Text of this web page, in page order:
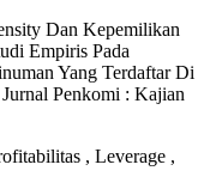
Dan Kepemilikan
Empiris Pada
Yang Terdaftar Di
Penkomi : Kajian
, Leverage ,